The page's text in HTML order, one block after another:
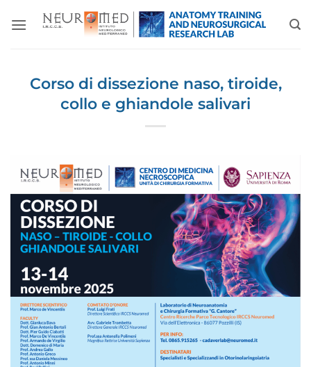
Corso di dissezione naso, tiroide,
collo e ghiandole salivari